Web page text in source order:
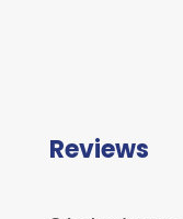
Reviews